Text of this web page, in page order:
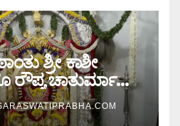
ಶ್ರೀ ಕಾಶೀ
ರೌಪ್ಯ ಚಾತುರ್ಮಾಸು